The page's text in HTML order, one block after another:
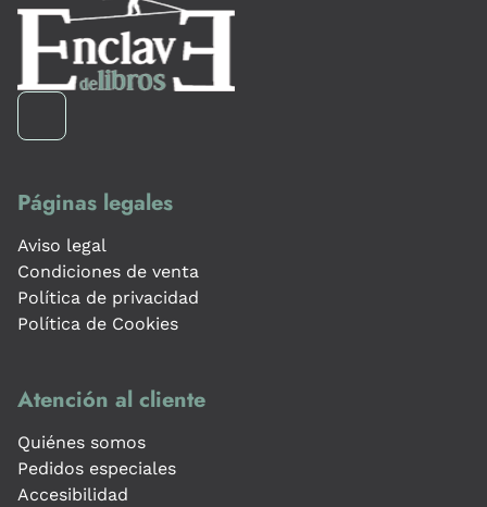
Páginas legales
Aviso legal
Condiciones de venta
Política de privacidad
Política de Cookies
Atención al cliente
Quiénes somos
Pedidos especiales
Accesibilidad